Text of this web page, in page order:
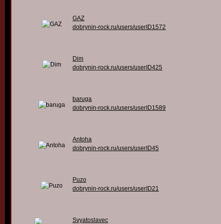
GAZ
dobrynin-rock.ru/users/userID1572
Dim
dobrynin-rock.ru/users/userID425
baruga
dobrynin-rock.ru/users/userID1589
Antoha
dobrynin-rock.ru/users/userID45
Puzo
dobrynin-rock.ru/users/userID21
Svyatoslavec